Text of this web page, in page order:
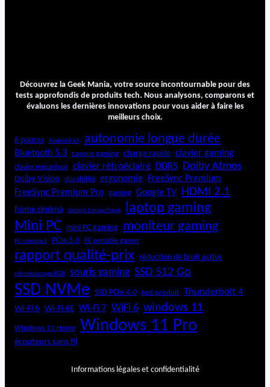
Découvrez la Geek Mania, votre source incontournable pour des
tests approfondis de produits tech. Nous analysons, comparons et
évaluons les dernières innovations pour vous aider à faire les
meilleurs choix.
6 pouces Android 15 autonomie longue durée
Bluetooth 5.3 casque gaming charge rapide clavier gaming
clavier mécanique clavier rétroéclairé DDR5 Dolby Atmos
Dolby Vision durabilité ergonomie
FreeSync Premium
FreeSync Premium Pro
gaming Google TV HDMI 2.1
home cinéma laptop bureautique laptop gaming
Mini PC mini PC gaming moniteur gaming
PC compact PCIe 5.0 PC portable gamer
rapport qualité-prix réduction de bruit active
rétroéclairage RGB souris gaming SSD 512 Go
SSD NVMe SSD PCIe 4.0 test produit Thunderbolt 4
Wi-Fi 6 Wi-Fi 6E Wi-Fi 7 WiFi 6 windows 11
Windows 11 Home Windows 11 Pro
écouteurs sans fil
Informations légales et confidentialité